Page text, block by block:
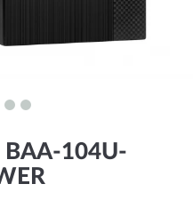
BAA-104U-